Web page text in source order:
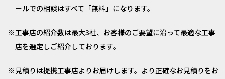
ールでの相談はすべて「無料」になります。
工事店の紹介数は最大3社、お客様のご要望に沿って最適な工事
店を選定しご紹介しております。
見積りは提携工事店よりお届けします。より正確なお見積りをお